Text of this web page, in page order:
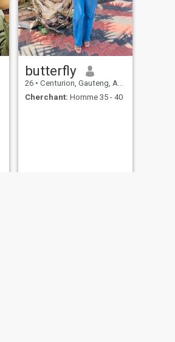
butterfly
26 • Centurion, Gauteng, Afrique du Sud
Cherchant: Homme 35 - 40